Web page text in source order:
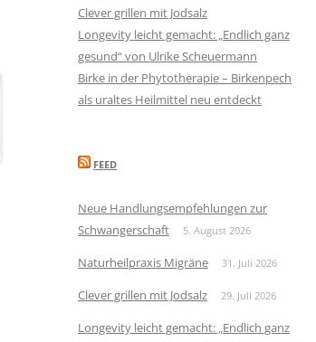
Clever grillen mit Jodsalz
Longevity leicht gemacht: „Endlich ganz
gesund“ von Ulrike Scheuermann
Birke in der Phytotherapie – Birkenpech
als uraltes Heilmittel neu entdeckt
FEED
Neue Handlungsempfehlungen zur
Schwangerschaft
5. August 2026
Naturheilpraxis Migräne 31. Juli 2026
Clever grillen mit Jodsalz 29. Juli 2026
Longevity leicht gemacht: „Endlich ganz